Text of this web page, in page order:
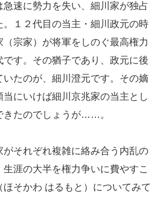
急速に勢力を失い、細川家が独占
１２代目の当主・細川政元の時
宗家）が将軍をしのぐ最高権力
す。その猶子であり、政元に後
たのが、細川澄元です。その嫡
にいけば細川京兆家の当主とし
きたのでしょうが……。
それぞれ複雑に絡み合う内乱の
涯の大半を権力争いに費やすこ
そかわ はるもと）についてみて